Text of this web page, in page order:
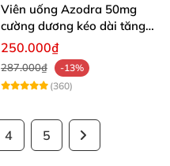
Viên uống Azodra 50mg
cường dương kéo dài tăng
sinh lý nam
250.000₫
287.000₫
-13%
(360)
4 5